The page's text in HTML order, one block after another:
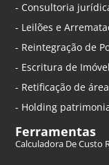
- Consultoria
- Leilões e
- Reintegração de
- Escritura de Imóvel
- Retificação de área
- Holding
Ferramentas
Calculadora De Custo